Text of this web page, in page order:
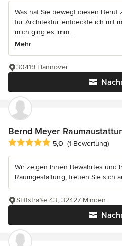
Was hat Sie bewegt diesen Beruf
für Architektur entdeckte ich mit
mich ging es imm...
Mehr
30419 Hannover
Bernd Meyer
Durchschnittliche Bewertung: 5
5,0 (1 Bewertung)
Wir zeigen Ihnen Bewährtes und
Raumgestaltung, freuen Sie sich
Stiftstraße 43, 32427 Minden